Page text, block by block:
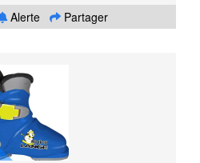
Alerte Partager